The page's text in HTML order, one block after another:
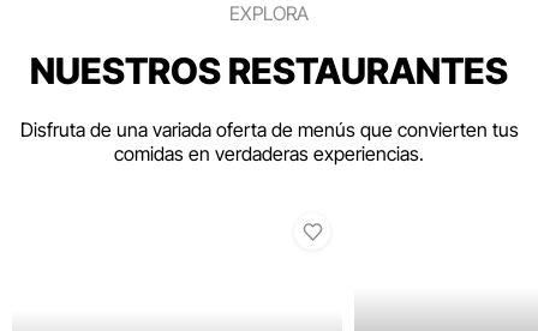
EXPLORA
NUESTROS RESTAURANTES
Disfruta de una variada oferta de menús que convierten tus
comidas en verdaderas experiencias.